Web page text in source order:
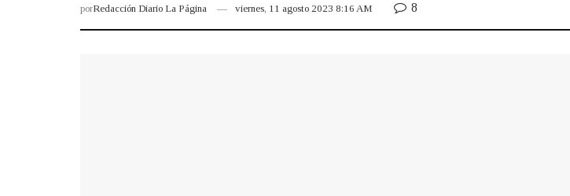
porRedacción Diario La Página viernes, 11 agosto 2023 8:16 AM 8